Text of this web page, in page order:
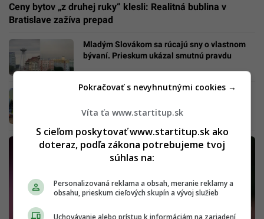
Ceny bytov „z druhej ruky“ klesli: Realitná bublina v
Bratislave zažíva prepad
Mladým Slovákom sa rúcajú sny o vlastnom
bývaní. Prieskum ukázal smutnú pravdu
Dôležité čísla: Až 40 % hypoték Slovákov
sume
Víta ťa www.startitup.sk
S cieľom poskytovať www.startitup.sk ako
doteraz, podľa zákona potrebujeme tvoj
súhlas na:
Personalizovaná reklama a obsah, meranie reklamy a
obsahu, prieskum cieľových skupín a vývoj služieb
Uchovávanie alebo prístup k informáciám na zariadení
Pokračovať s nevyhnutnými cookies →